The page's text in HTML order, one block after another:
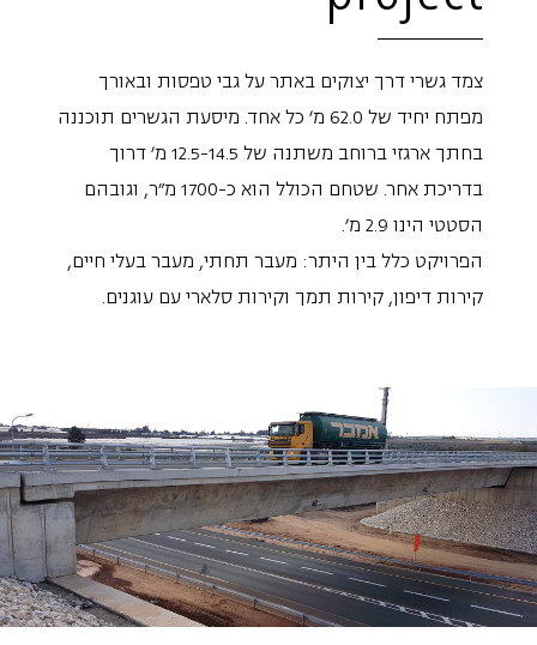
צמד גשרי דרך יצוקים באתר על גבי טפסות ובאורך
מפתח יחיד של 62.0 מ' כל אחד. מיסעת הגשרים תוכננה
בחתך ארגזי ברוחב משתנה של 12.5-14.5 מ' דרוך
בדריכת אחר. שטחם הכולל הוא כ-1700 מ"ר, וגובהם
הסטטי הינו 2.9 מ'.
הפרויקט כלל בין היתר: מעבר תחתי, מעבר בעלי חיים,
קירות דיפון, קירות תמך וקירות סלארי עם עוגנים.